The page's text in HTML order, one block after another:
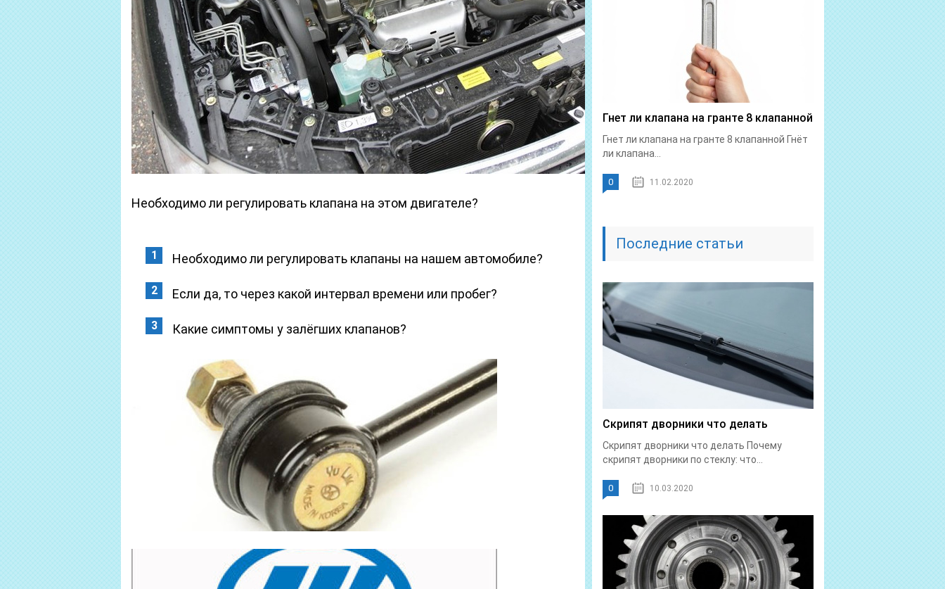
Необходимо ли регулировать клапана на этом двигателе?
Необходимо ли регулировать клапаны на нашем автомобиле?
Если да, то через какой интервал времени или пробег?
Какие симптомы у залёгших клапанов?
Гнет ли клапана на гранте 8 клапанной
Гнет ли клапана на гранте 8 клапанной Гнёт
ли клапана...
0 11.02.2020
Последние статьи
Скрипят дворники что делать
Скрипят дворники что делать Почему
скрипят дворники по стеклу: что...
0 10.03.2020